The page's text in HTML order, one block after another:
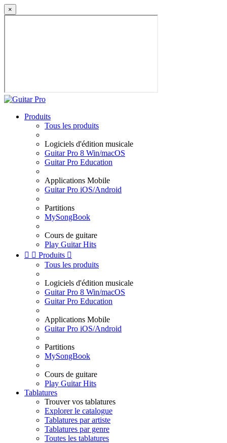
×
Produits
Tous les produits
Logiciels d'édition musicale
Guitar Pro 8 Win/macOS
Guitar Pro Education
Applications Mobile
Guitar Pro iOS/Android
Partitions
MySongBook
Cours de guitare
Play Guitar Hits
  Produits 
Tous les produits
Logiciels d'édition musicale
Guitar Pro 8 Win/macOS
Guitar Pro Education
Applications Mobile
Guitar Pro iOS/Android
Partitions
MySongBook
Cours de guitare
Play Guitar Hits
Tablatures
Trouver vos tablatures
Explorer le catalogue
Tablatures par artiste
Tablatures par genre
Toutes les tablatures